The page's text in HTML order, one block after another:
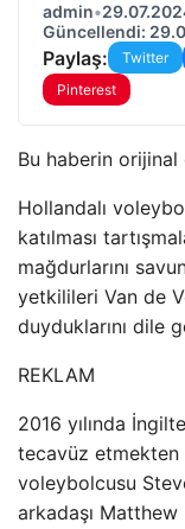
admin•
Güncellendi:
Paylaş: Twitter
Pinterest
Bu haberin
Hollandalı
katılması
mağdurlarını
yetkilileri Van de
duyduklarını dile
REKLAM
2016 yılında
tecavüz etmekten
voleybolcusu
arkadaşı